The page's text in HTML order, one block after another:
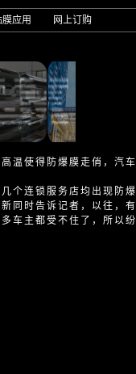
膜应用 网上订购
温使得防爆膜走俏，汽车
个连锁服务店均出现防爆
同时告诉记者，以往，有
车主都受不住了，所以纷